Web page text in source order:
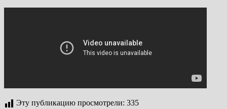
Эту публикацию просмотрели: 335